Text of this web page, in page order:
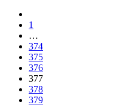
1
…
374
375
376
377
378
379